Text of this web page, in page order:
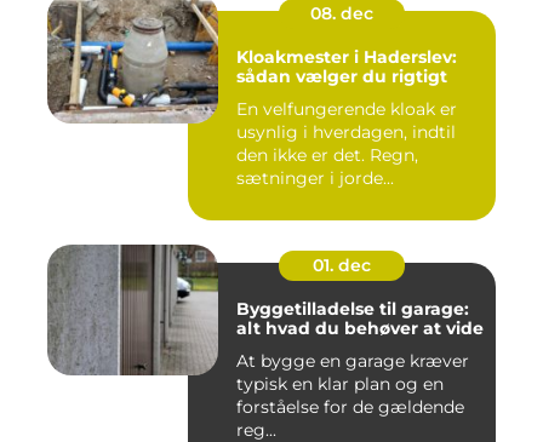
08. dec
Kloakmester i Haderslev:
sådan vælger du rigtigt
En velfungerende kloak er
usynlig i hverdagen, indtil
den ikke er det. Regn,
sætninger i jorde...
01. dec
Byggetilladelse til garage:
alt hvad du behøver at vide
At bygge en garage kræver
typisk en klar plan og en
forståelse for de gældende
reg...